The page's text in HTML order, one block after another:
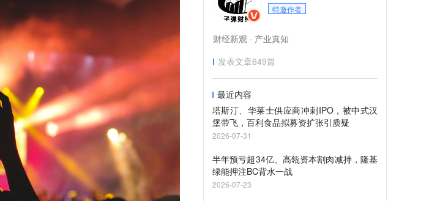
特邀作者
财经新观 · 产业真知
发表文章649篇
最近内容
塔斯汀、华莱士供应商冲刺IPO，被中式汉
堡带飞，百利食品拟募资扩张引质疑
2026-07-31
半年预亏超34亿、高瓴资本割肉减持，隆基
绿能押注BC背水一战
2026-07-23